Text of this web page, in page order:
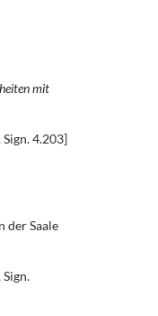
mit
4.203]
der Saale